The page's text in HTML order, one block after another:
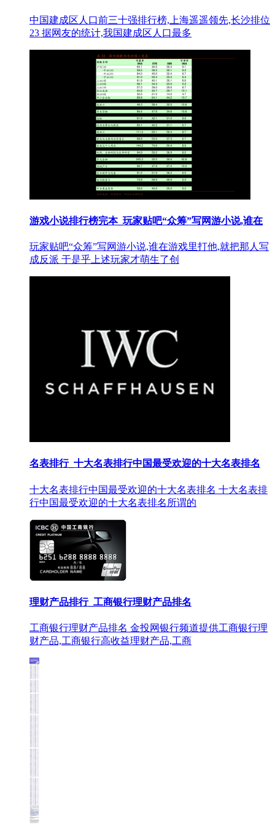
中国建成区人口前三十强排行榜,上海遥遥领先,长沙排位
23 据网友的统计,我国建成区人口最多
游戏小说排行榜完本_玩家贴吧“众筹”写网游小说,谁在
玩家贴吧“众筹”写网游小说,谁在游戏里打他,就把那人写
成反派 于是乎上述玩家才萌生了创
名表排行_十大名表排行中国最受欢迎的十大名表排名
十大名表排行中国最受欢迎的十大名表排名 十大名表排
行中国最受欢迎的十大名表排名所谓的
理财产品排行_工商银行理财产品排名
工商银行理财产品排名 金投网银行频道提供工商银行理
财产品,工商银行高收益理财产品,工商